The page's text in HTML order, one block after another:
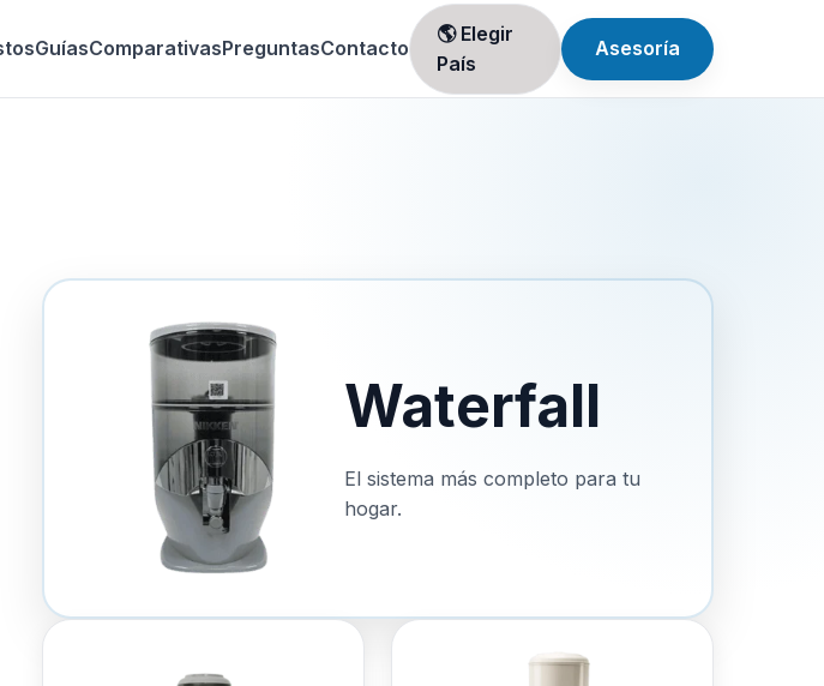
GuíasComparativasPreguntasContacto
🌎 Elegir
País
Asesoría
Waterfall
El sistema más completo para tu
hogar.